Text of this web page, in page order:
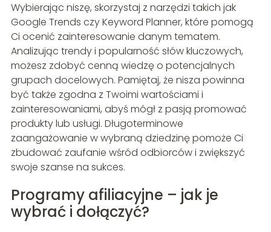
Wybierając niszę, skorzystaj z narzędzi takich jak
Google Trends czy Keyword Planner, które pomogą
Ci ocenić zainteresowanie danym tematem.
Analizując trendy i popularność słów kluczowych,
możesz zdobyć cenną wiedzę o potencjalnych
grupach docelowych. Pamiętaj, że nisza powinna
być także zgodna z Twoimi wartościami i
zainteresowaniami, abyś mógł z pasją promować
produkty lub usługi. Długoterminowe
zaangażowanie w wybraną dziedzinę pomoże Ci
zbudować zaufanie wśród odbiorców i zwiększyć
swoje szanse na sukces.
Programy afiliacyjne – jak je
wybrać i dołączyć?